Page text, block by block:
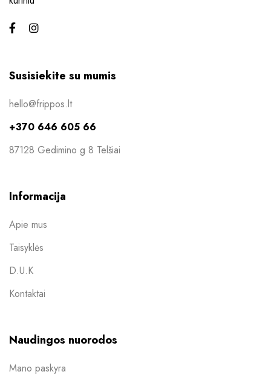
Susisiekite su mumis
hello@frippos.lt
+370 646 605 66
87128 Gedimino g 8 Telšiai
Informacija
Apie mus
Taisyklės
D.U.K
Kontaktai
Naudingos nuorodos
Mano paskyra